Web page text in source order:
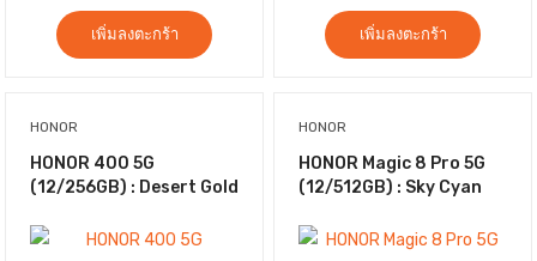
เพิ่มลงตะกร้า เพิ่มลงตะกร้า
HONOR
HONOR 400 5G
(12/256GB) : Desert Gold
HONOR
HONOR Magic 8 Pro 5G
(12/512GB) : Sky Cyan